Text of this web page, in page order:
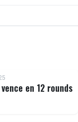
en 12 rounds